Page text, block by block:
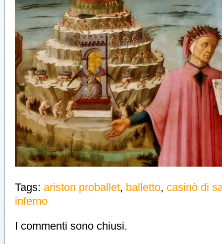
Tags: ariston proballet, balletto, casinò di
inferno
I commenti sono chiusi.